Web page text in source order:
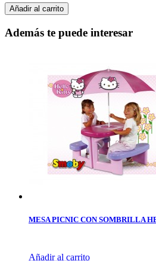
Añadir al carrito
Además te puede interesar
MESA PICNIC CON SOMBRILLA
Añadir al carrito